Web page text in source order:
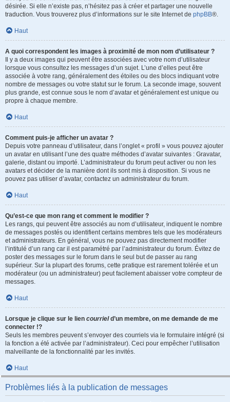
désirée. Si elle n’existe pas, n’hésitez pas à créer et partager une nouvelle
traduction. Vous trouverez plus d’informations sur le site Internet de phpBB®.
Haut
A quoi correspondent les images à proximité de mon nom d’utilisateur ?
Il y a deux images qui peuvent être associées avec votre nom d’utilisateur
lorsque vous consultez les messages d’un sujet. L’une d’elles peut être
associée à votre rang, généralement des étoiles ou des blocs indiquant votre
nombre de messages ou votre statut sur le forum. La seconde image, souvent
plus grande, est connue sous le nom d’avatar et généralement est unique ou
propre à chaque membre.
Haut
Comment puis-je afficher un avatar ?
Depuis votre panneau d’utilisateur, dans l’onglet « profil » vous pouvez ajouter
un avatar en utilisant l’une des quatre méthodes d’avatar suivantes : Gravatar,
galerie, distant ou importé. L’administrateur du forum peut activer ou non les
avatars et décider de la manière dont ils sont mis à disposition. Si vous ne
pouvez pas utiliser d’avatar, contactez un administrateur du forum.
Haut
Qu’est-ce que mon rang et comment le modifier ?
Les rangs, qui peuvent être associés au nom d’utilisateur, indiquent le nombre
de messages postés ou identifient certains membres tels que les modérateurs
et administrateurs. En général, vous ne pouvez pas directement modifier
l’intitulé d’un rang car il est paramétré par l’administrateur du forum. Évitez de
poster des messages sur le forum dans le seul but de passer au rang
supérieur. Sur la plupart des forums, cette pratique est rarement tolérée et un
modérateur (ou un administrateur) peut facilement abaisser votre compteur de
messages.
Haut
Lorsque je clique sur le lien courrield’un membre, on me demande de me
connecter !?
Seuls les membres peuvent s’envoyer des courriels via le formulaire intégré (si
la fonction a été activée par l’administrateur). Ceci pour empêcher l’utilisation
malveillante de la fonctionnalité par les invités.
Haut
Problèmes liés à la publication de messages